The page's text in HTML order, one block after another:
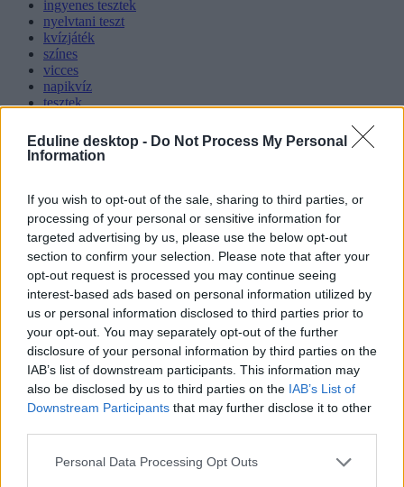
Eduline desktop - Do Not Process My Personal
Information
If you wish to opt-out of the sale, sharing to third parties, or
processing of your personal or sensitive information for
targeted advertising by us, please use the below opt-out
section to confirm your selection. Please note that after your
opt-out request is processed you may continue seeing
interest-based ads based on personal information utilized by
us or personal information disclosed to third parties prior to
your opt-out. You may separately opt-out of the further
disclosure of your personal information by third parties on the
IAB’s list of downstream participants. This information may
also be disclosed by us to third parties on the IAB’s List of
Downstream Participants that may further disclose it to other
Personal Data Processing Opt Outs
ingyenes tesztek
nyelvtani teszt
kvízjáték
színes
vicces
napikvíz
tesztek
napitesztek
Hozzászólások
Több mint kétszer annyi diák jutott be a
felsőoktatásba, mint ahány kollégiumi férőhely
összesen van
Nemcsak abban vannak jelentős különbségek az egyetemek között,
hogy hány kollégiumi férőhely jut a hallgatókra, a térítési díj összege
sem egységes. Míg a BME-n 100 újonnan felvett egyetemistára 76
díjak pedig 9300 és 25 500 forint között mozognak a vizsgált